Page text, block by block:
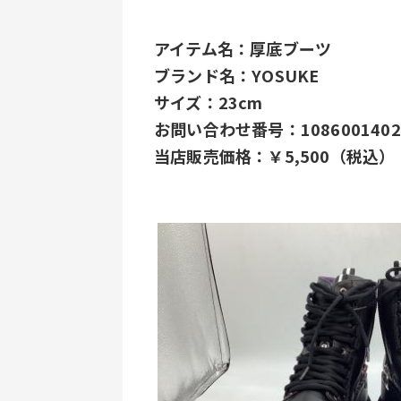
アイテム名：厚底ブーツ
ブランド名：YOSUKE
サイズ：23cm
お問い合わせ番号：
当店販売価格：￥5,500（税込）